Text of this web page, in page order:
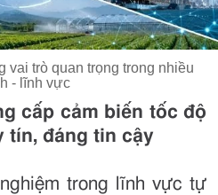
vai trò quan trọng trong nhiều
- lĩnh vực
cấp cảm biến tốc độ
tín, đáng tin cậy
trong lĩnh vực tự